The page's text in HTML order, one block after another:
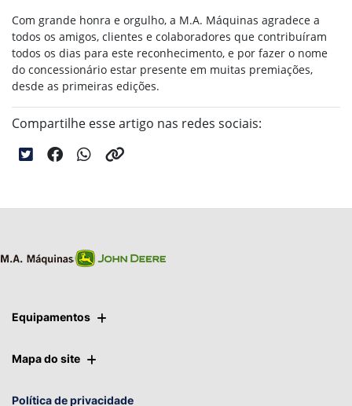
Com grande honra e orgulho, a M.A. Máquinas agradece a
todos os amigos, clientes e colaboradores que contribuíram
todos os dias para este reconhecimento, e por fazer o nome
do concessionário estar presente em muitas premiações,
desde as primeiras edições.
Compartilhe esse artigo nas redes sociais:
Equipamentos
Mapa do site
Política de privacidade